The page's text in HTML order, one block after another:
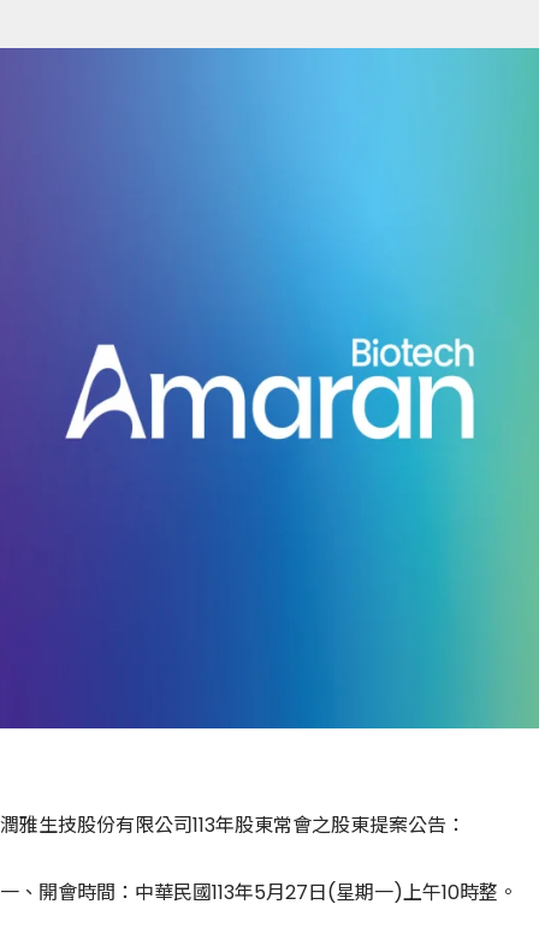
潤雅生技股份有限公司113年股東常會之股東提案公告：
一、開會時間：中華民國113年5月27日(星期一)上午10時整。